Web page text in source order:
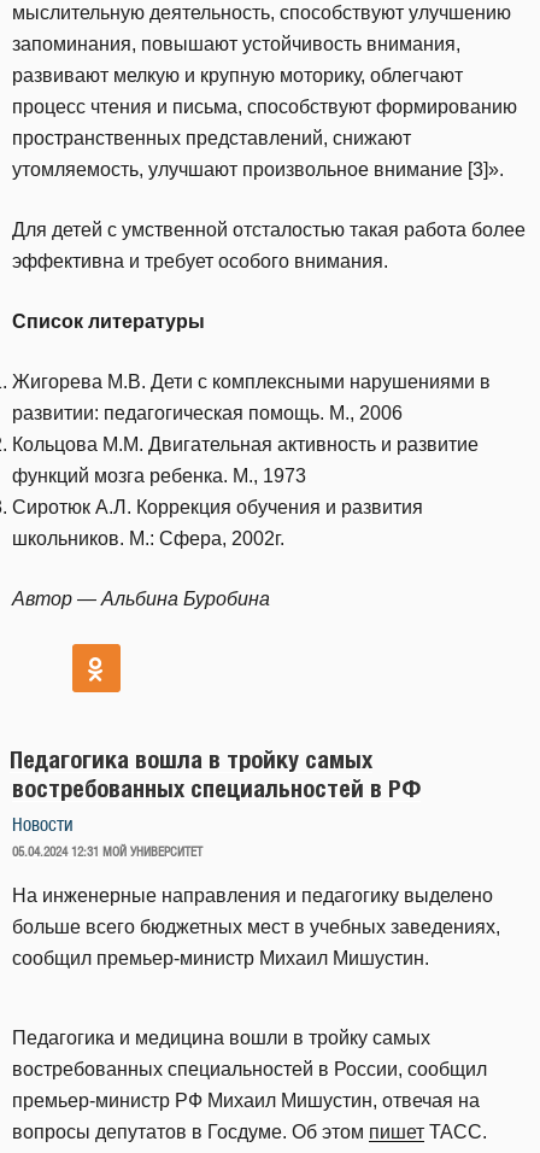
мыслительную деятельность, способствуют улучшению
запоминания, повышают устойчивость внимания,
развивают мелкую и крупную моторику, облегчают
процесс чтения и письма, способствуют формированию
пространственных представлений, снижают
утомляемость, улучшают произвольное внимание [3]».
Для детей с умственной отсталостью такая работа более
эффективна и требует особого внимания.
Список литературы
Жигорева М.В. Дети с комплексными нарушениями в
развитии: педагогическая помощь. М., 2006
Кольцова М.М. Двигательная активность и развитие
функций мозга ребенка. М., 1973
Сиротюк А.Л. Коррекция обучения и развития
школьников. М.: Сфера, 2002г.
Автор — Альбина Буробина
Педагогика вошла в тройку самых
востребованных специальностей в РФ
Новости
ОПУБЛИКОВАНО
05.04.2024 12:31 МОЙ УНИВЕРСИТЕТ
На инженерные направления и педагогику выделено
больше всего бюджетных мест в учебных заведениях,
сообщил премьер-министр Михаил Мишустин.
Педагогика и медицина вошли в тройку самых
востребованных специальностей в России, сообщил
премьер-министр РФ Михаил Мишустин, отвечая на
вопросы депутатов в Госдуме. Об этом пишет ТАСС.